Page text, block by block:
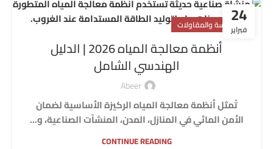
24
فبرايرالهندسة والمقاولات
أنظمة معالجة المياه 2026 | الدليل
الهندسي الشامل
Abeer
تُمثل أنظمة معالجة المياه الركيزة الأساسية لضمان
الأمن المائي في المنازل، المدن، المنشآت الصناعية، و...
CONTINUE READING